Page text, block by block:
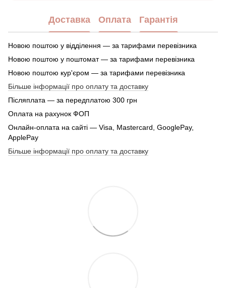
Доставка Оплата Гарантія
Новою поштою у відділення — за тарифами перевізника
Новою поштою у поштомат — за тарифами перевізника
Новою поштою кур'єром — за тарифами перевізника
Більше інформації про оплату та доставку
Післяплата — за передплатою 300 грн
Оплата на рахунок ФОП
Онлайн-оплата на сайті — Visa, Mastercard, GooglePay,
ApplePay
Більше інформації про оплату та доставку